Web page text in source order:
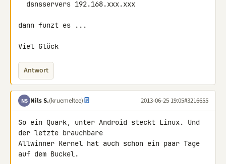
dann funzt es ...
Viel Glück
Antwort
NS Nils S.(kruemeltee) 2013-06-25 19:05#3216655
So ein Quark, unter Android steckt Linux. Und
der letzte brauchbare
Allwinner Kernel hat auch schon ein paar Tage
auf dem Buckel.